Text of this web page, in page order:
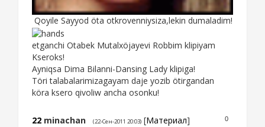
Qoyile Sayyod öta otkrovenniysiza,lekin dumaladim!
etganchi Otabek Mutalxöjayevi Robbim klipiyam
Kseroks!
Ayniqsa Dima Bilanni-Dansing Lady klipiga!
Töri talabalarimizagayam daje yozib ötirgandan
köra ksero qivoliw ancha osonku!
0
22 minachan (22-Сен-2011 20:03) [Материал]